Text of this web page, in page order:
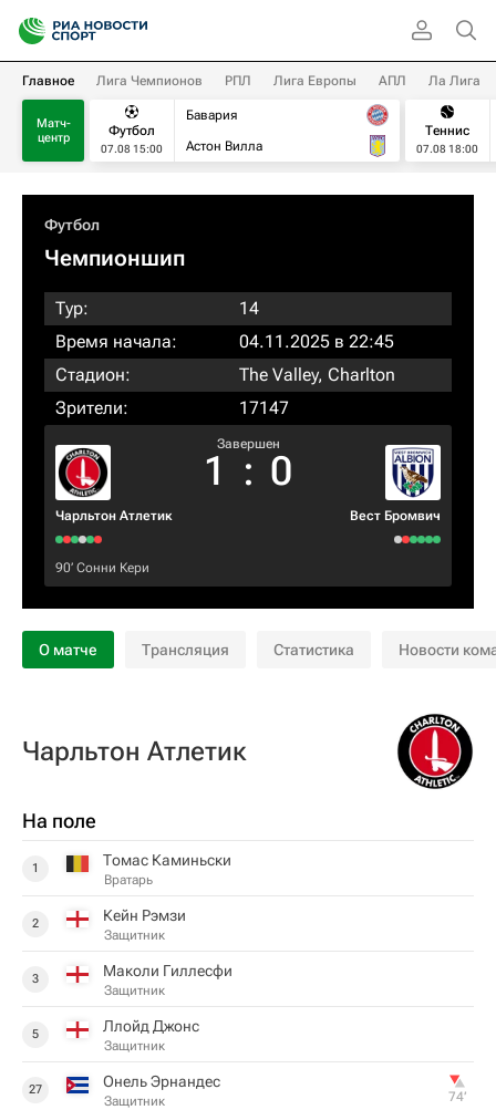
Главное Лига Чемпионов РПЛ Лига Европы АПЛ Ла Лига
Матч-
центр
Футбол
07.08 15:00
Бавария
Астон Вилла
Теннис
07.08 18:00
Футбол
Чемпионшип
Тур:
14
Время начала:
04.11.2025 в 22:45
Стадион:
The Valley, Charlton
Зрители:
17147
Чарльтон Атлетик
Завершен
1 : 0
Вест Бромвич
90‎’‎ Сонни Кери
О матче Трансляция Статистика Новости
Чарльтон Атлетик
На поле
1 Томас Каминьски
Вратарь
2 Кейн Рэмзи
Защитник
3 Маколи Гиллесфи
Защитник
5 Ллойд Джонс
Защитник
27 Онель Эрнандес
Защитник 74‎’‎